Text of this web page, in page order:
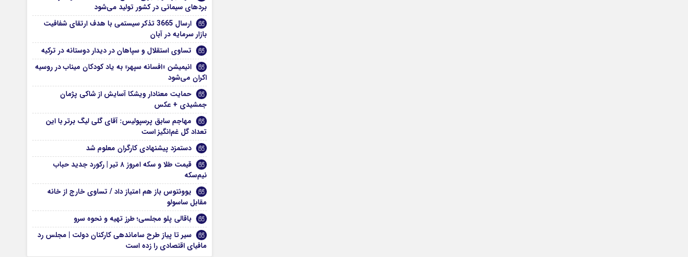
بردهای سیمانی در کشور تولید می‌شود
ارسال 3665 تذکر سیستمی با هدف ارتقای شفافیت
بازار سرمایه در آبان
تساوی استقلال و سپاهان در دیدار دوستانه در ترکیه
انیمیشن «افسانه سپهر» به یاد کودکان میناب در روسیه
اکران می‌شود
حمایت معنادار ویشکا آسایش از شاکی پژمان
جمشیدی + عکس
مهاجم سابق پرسپولیس: آقای گلی لیگ برتر با این
تعداد گل غم‌انگیز است
دستمزد پیشنهادی کارگران معلوم شد
قیمت طلا و سکه امروز ۸ تیر | رکورد جدید حباب
نیم‌سکه
یوونتوس باز هم امتیاز داد / تساوی خارج از خانه
مقابل ساسولو
باقالی پلو مجلسی؛ طرز تهیه و نحوه سرو
سیر تا پیاز طرح ساماندهی کارکنان دولت | مجلس رد
مافیای اقتصادی را زده است